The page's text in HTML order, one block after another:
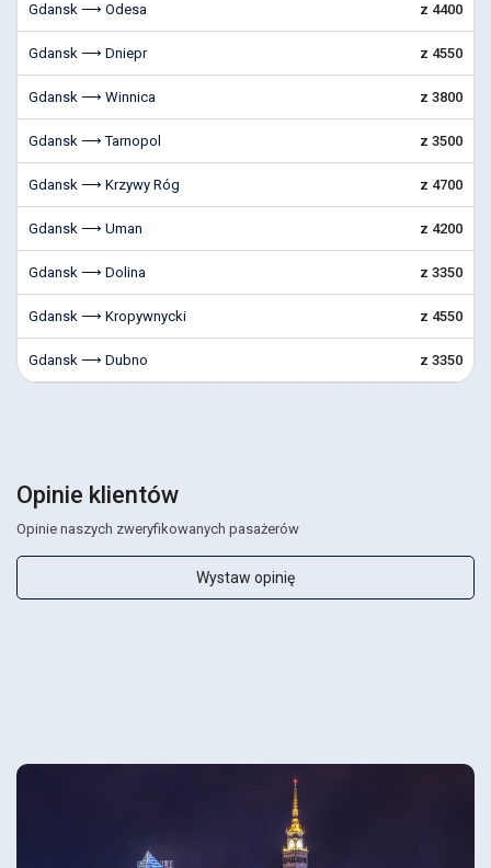
Gdansk ⟶ Odesa z 4400
Gdansk ⟶ Dniepr z 4550
Gdansk ⟶ Winnica z 3800
Gdansk ⟶ Tarnopol z 3500
Gdansk ⟶ Krzywy Róg z 4700
Gdansk ⟶ Uman z 4200
Gdansk ⟶ Dolina z 3350
Gdansk ⟶ Kropywnycki z 4550
Gdansk ⟶ Dubno z 3350
Opinie klientów
Opinie naszych zweryfikowanych pasażerów
Wystaw opinię